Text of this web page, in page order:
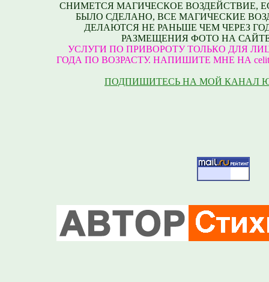
СНИМЕТСЯ МАГИЧЕСКОЕ ВОЗДЕЙСТВИЕ,
БЫЛО СДЕЛАНО, ВСЕ МАГИЧЕСКИЕ
ДЕЛАЮТСЯ НЕ РАНЬШЕ ЧЕМ ЧЕРЕЗ
РАЗМЕЩЕНИЯ ФОТО НА
УСЛУГИ ПО ПРИВОРОТУ ТОЛЬКО ДЛЯ
ГОДА ПО ВОЗРАСТУ. НАПИШИТЕ МНЕ НА
ПОДПИШИТЕСЬ НА МОЙ КАНАЛ